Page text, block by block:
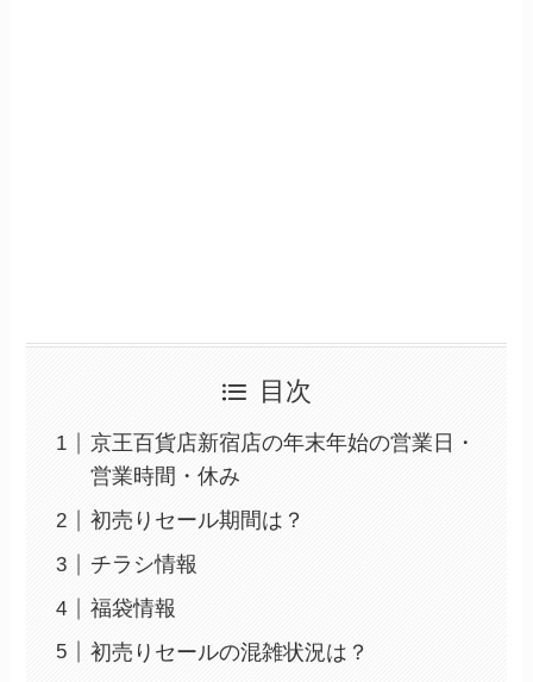
目次
京王百貨店新宿店の年末年始の営業日・
営業時間・休み
初売りセール期間は？
チラシ情報
福袋情報
初売りセールの混雑状況は？